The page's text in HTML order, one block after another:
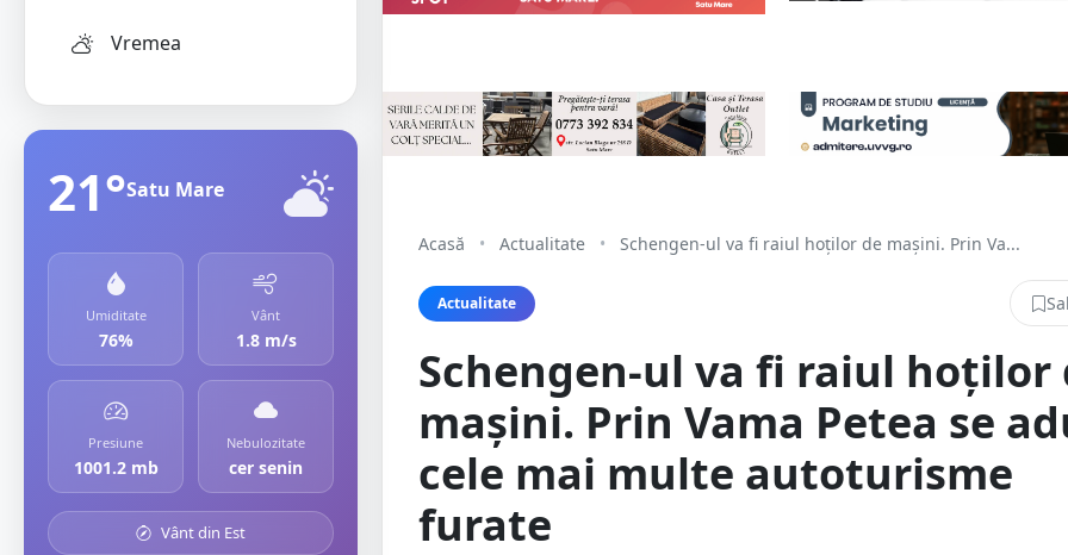
Vremea
21°Satu Mare
Umiditate
76%
Vânt
1.8 m/s
Presiune
1001.2 mb
Nebulozitate
cer senin
Vânt din Est
Acasă • Actualitate • Schengen-ul va fi raiul hoților de mașini. Prin Va...
Actualitate
Schengen-ul va fi raiul hoților
mașini. Prin Vama Petea se
cele mai multe autoturisme
furate